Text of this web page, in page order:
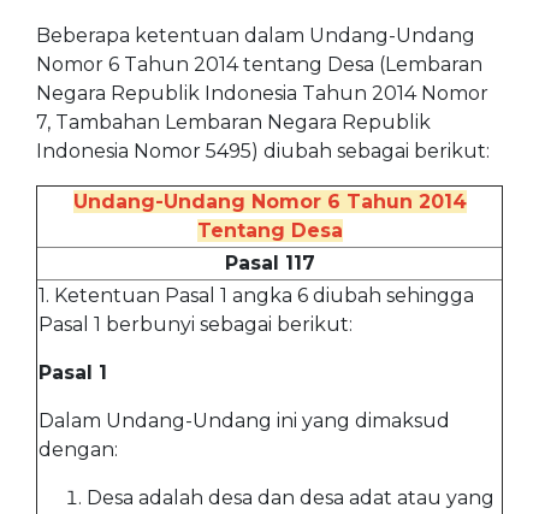
Beberapa ketentuan dalam Undang-Undang
Nomor 6 Tahun 2014 tentang Desa (Lembaran
Negara Republik Indonesia Tahun 2014 Nomor
7, Tambahan Lembaran Negara Republik
Indonesia Nomor 5495) diubah sebagai berikut:
Undang-Undang Nomor 6 Tahun 2014
Tentang Desa
Pasal 117
1. Ketentuan Pasal 1 angka 6 diubah sehingga
Pasal 1 berbunyi sebagai berikut:
Pasal 1
Dalam Undang-Undang ini yang dimaksud
dengan:
Desa adalah desa dan desa adat atau yang